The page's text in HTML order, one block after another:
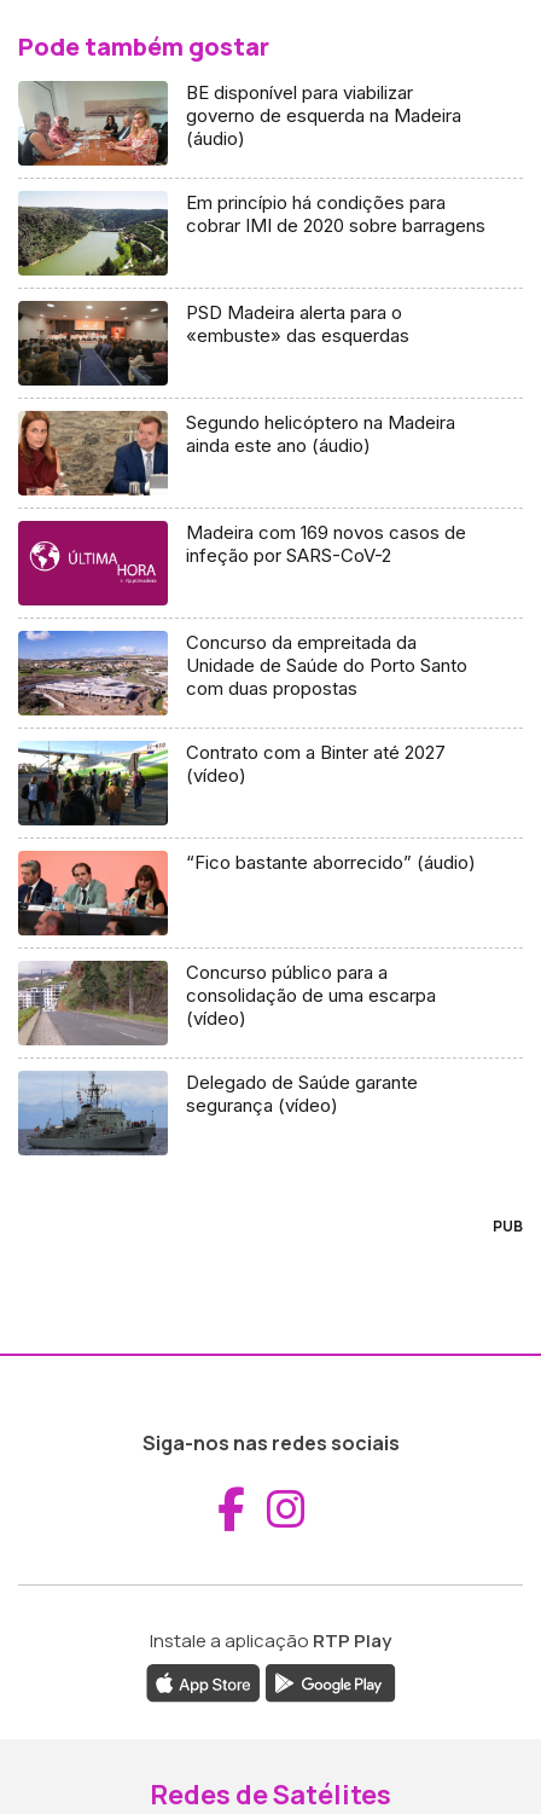
Pode também gostar
BE disponível para viabilizar
governo de esquerda na Madeira
(áudio)
Em princípio há condições para
cobrar IMI de 2020 sobre barragens
PSD Madeira alerta para o
«embuste» das esquerdas
Segundo helicóptero na Madeira
ainda este ano (áudio)
Madeira com 169 novos casos de
infeção por SARS-CoV-2
Concurso da empreitada da
Unidade de Saúde do Porto Santo
com duas propostas
Contrato com a Binter até 2027
(vídeo)
“Fico bastante aborrecido” (áudio)
Concurso público para a
consolidação de uma escarpa
(vídeo)
Delegado de Saúde garante
segurança (vídeo)
PUB
Siga-nos nas redes sociais
Aceder ao
Instale a aplicação RTP Play
Redes de Satélites